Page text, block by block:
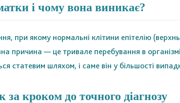
і чому вона виникає?
при якому нормальні клітини епітелію
причина — це тривале перебування в
статевим шляхом, і саме він у більшості
за кроком до точного діагнозу